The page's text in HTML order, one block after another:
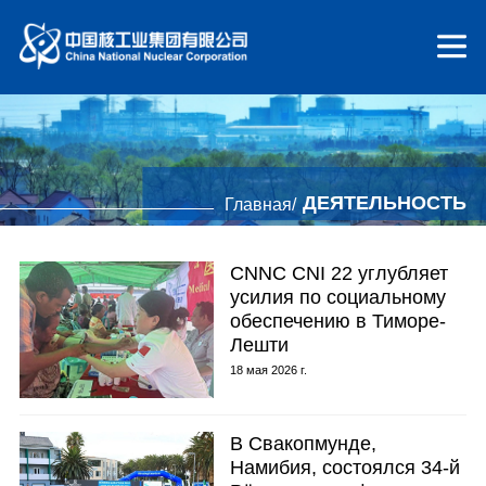
Главная/ ДЕЯТЕЛЬНОСТЬ
CNNC CNI 22 углубляет
усилия по социальному
обеспечению в Тиморе-
Лешти
18 мая 2026 г.
В Свакопмунде,
Намибия, состоялся 34-й